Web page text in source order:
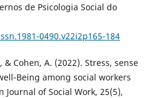
de Psicologia Social do
0490.v22i2p165-184
& Cohen, A. (2022). Stress, sense
Being among social workers
of Social Work, 25(5),